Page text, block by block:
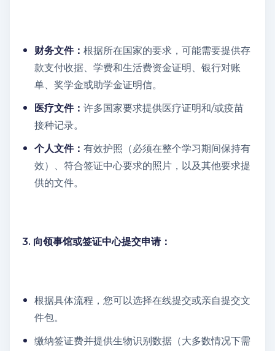
财务文件： 根据所在国家的要求，可能需要提供存
款支付收据、学费和生活费资金证明、银行对账
单、奖学金或助学金证明信。
医疗文件： 许多国家要求提供医疗证明和/或疫苗
接种记录。
个人文件： 有效护照（必须在整个学习期间保持有
效）、符合签证中心要求的照片，以及其他要求提
供的文件。
3. 向领事馆或签证中心提交申请：
根据具体流程，您可以选择在线提交或亲自提交文
件包。
缴纳签证费并提供生物识别数据（大多数情况下需